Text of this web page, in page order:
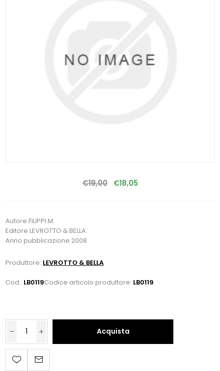
€19,00 €18,05
Autore FILIPPI M.
Editore LEVROTTO & BELLA
Anno pubblicazione 2008
Produttore: LEVROTTO & BELLA
Cod.: LB0119Codice articolo produttore: LB0119
Acquista